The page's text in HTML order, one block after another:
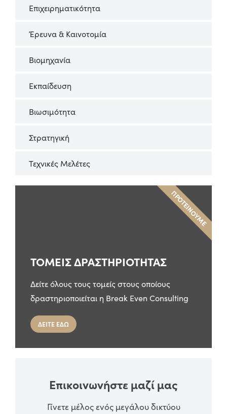
Επιχειρηματικότητα
Έρευνα & Καινοτομία
Βιομηχανία
Εκπαίδευση
Βιωσιμότητα
Στρατηγική
Τεχνικές Μελέτες
ΤΟΜΕΙΣ ΔΡΑΣΤΗΡΙΟΤΗΤΑΣ
Δείτε όλους τους τομείς στους οποίους
δραστηριοποιείται η Break Even Consulting
ΔΕΙΤΕ ΕΔΩ
ΠΡΟΤΕΙΝΟΥΜΕ
Επικοινωνήστε μαζί μας
Γίνετε μέλος ενός μεγάλου δικτύου